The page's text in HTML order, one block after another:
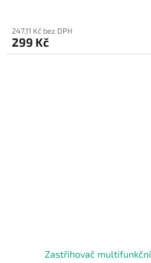
247,11 Kč bez DPH
299 Kč
Zastřihovač multifunkční